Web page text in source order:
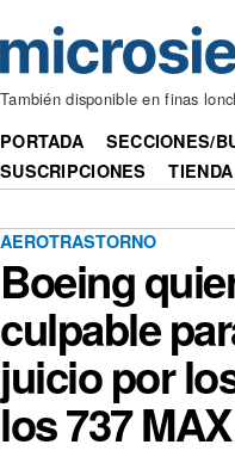
También disponible en finas
PORTADA SECCIONES/
SUSCRIPCIONES
TIENDA
AEROTRASTORNO
Boeing
culpable
juicio por
los 737 MAX